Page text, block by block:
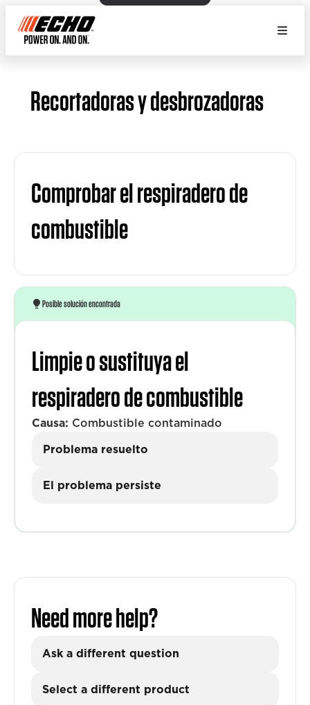
Recortadoras y desbrozadoras
Comprobar el respiradero de
combustible
Posible solución encontrada
Limpie o sustituya el
respiradero de combustible
Causa: Combustible contaminado
Problema resuelto
El problema persiste
Need more help?
Ask a different question
Select a different product